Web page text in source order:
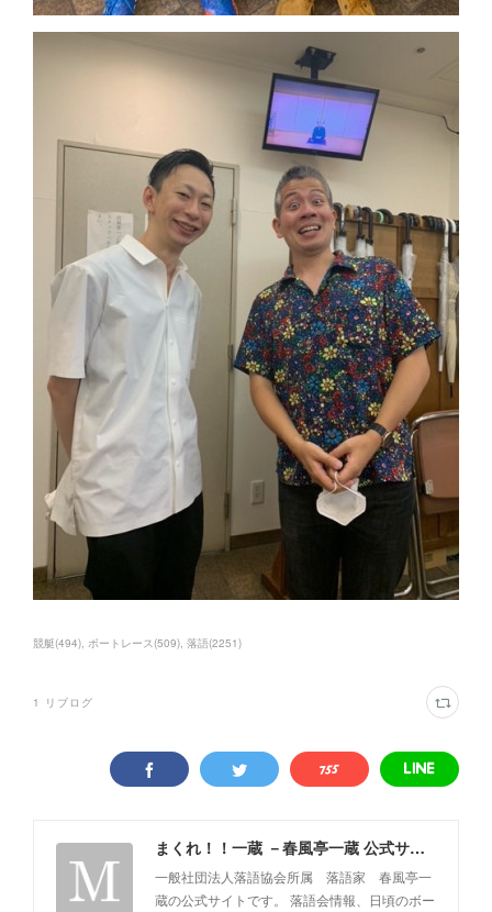
競艇(494) ボートレース(509) 落語(2251)
1 リブログ
まくれ！！一蔵 －春風亭一蔵 公式サイト－
一般社団法人落語協会所属 落語家 春風亭一
蔵の公式サイトです。 落語会情報、日頃のボー